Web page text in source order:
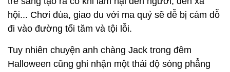
hội... Chơi đùa, giao du với ma quỷ sẽ dễ bị cám dỗ
đi vào đường tối tăm và tội lỗi.
Tuy nhiên chuyện anh chàng Jack trong đêm
Halloween cũng ghi nhận một thái độ sòng phẳng